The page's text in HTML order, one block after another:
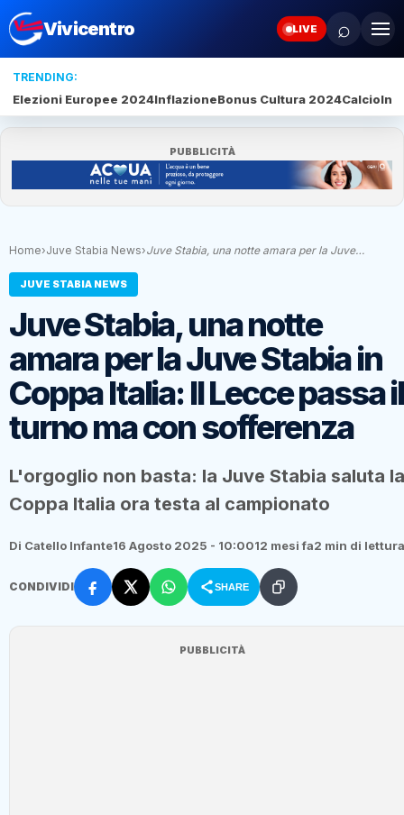
Vivicentro LIVE ⌕
TRENDING:
Elezioni Europee 2024InflazioneBonus Cultura 2024Calcio
PUBBLICITÀ
Home›Juve Stabia News›Juve Stabia, una notte amara per la Juve…
JUVE STABIA NEWS
Juve Stabia, una notte
amara per la Juve Stabia in
Coppa Italia: Il Lecce passa il
turno ma con sofferenza
L'orgoglio non basta: la Juve Stabia saluta la
Coppa Italia ora testa al campionato
Di Catello Infante16 Agosto 2025 - 10:0012 mesi fa2 min di lettura
CONDIVIDI SHARE
PUBBLICITÀ